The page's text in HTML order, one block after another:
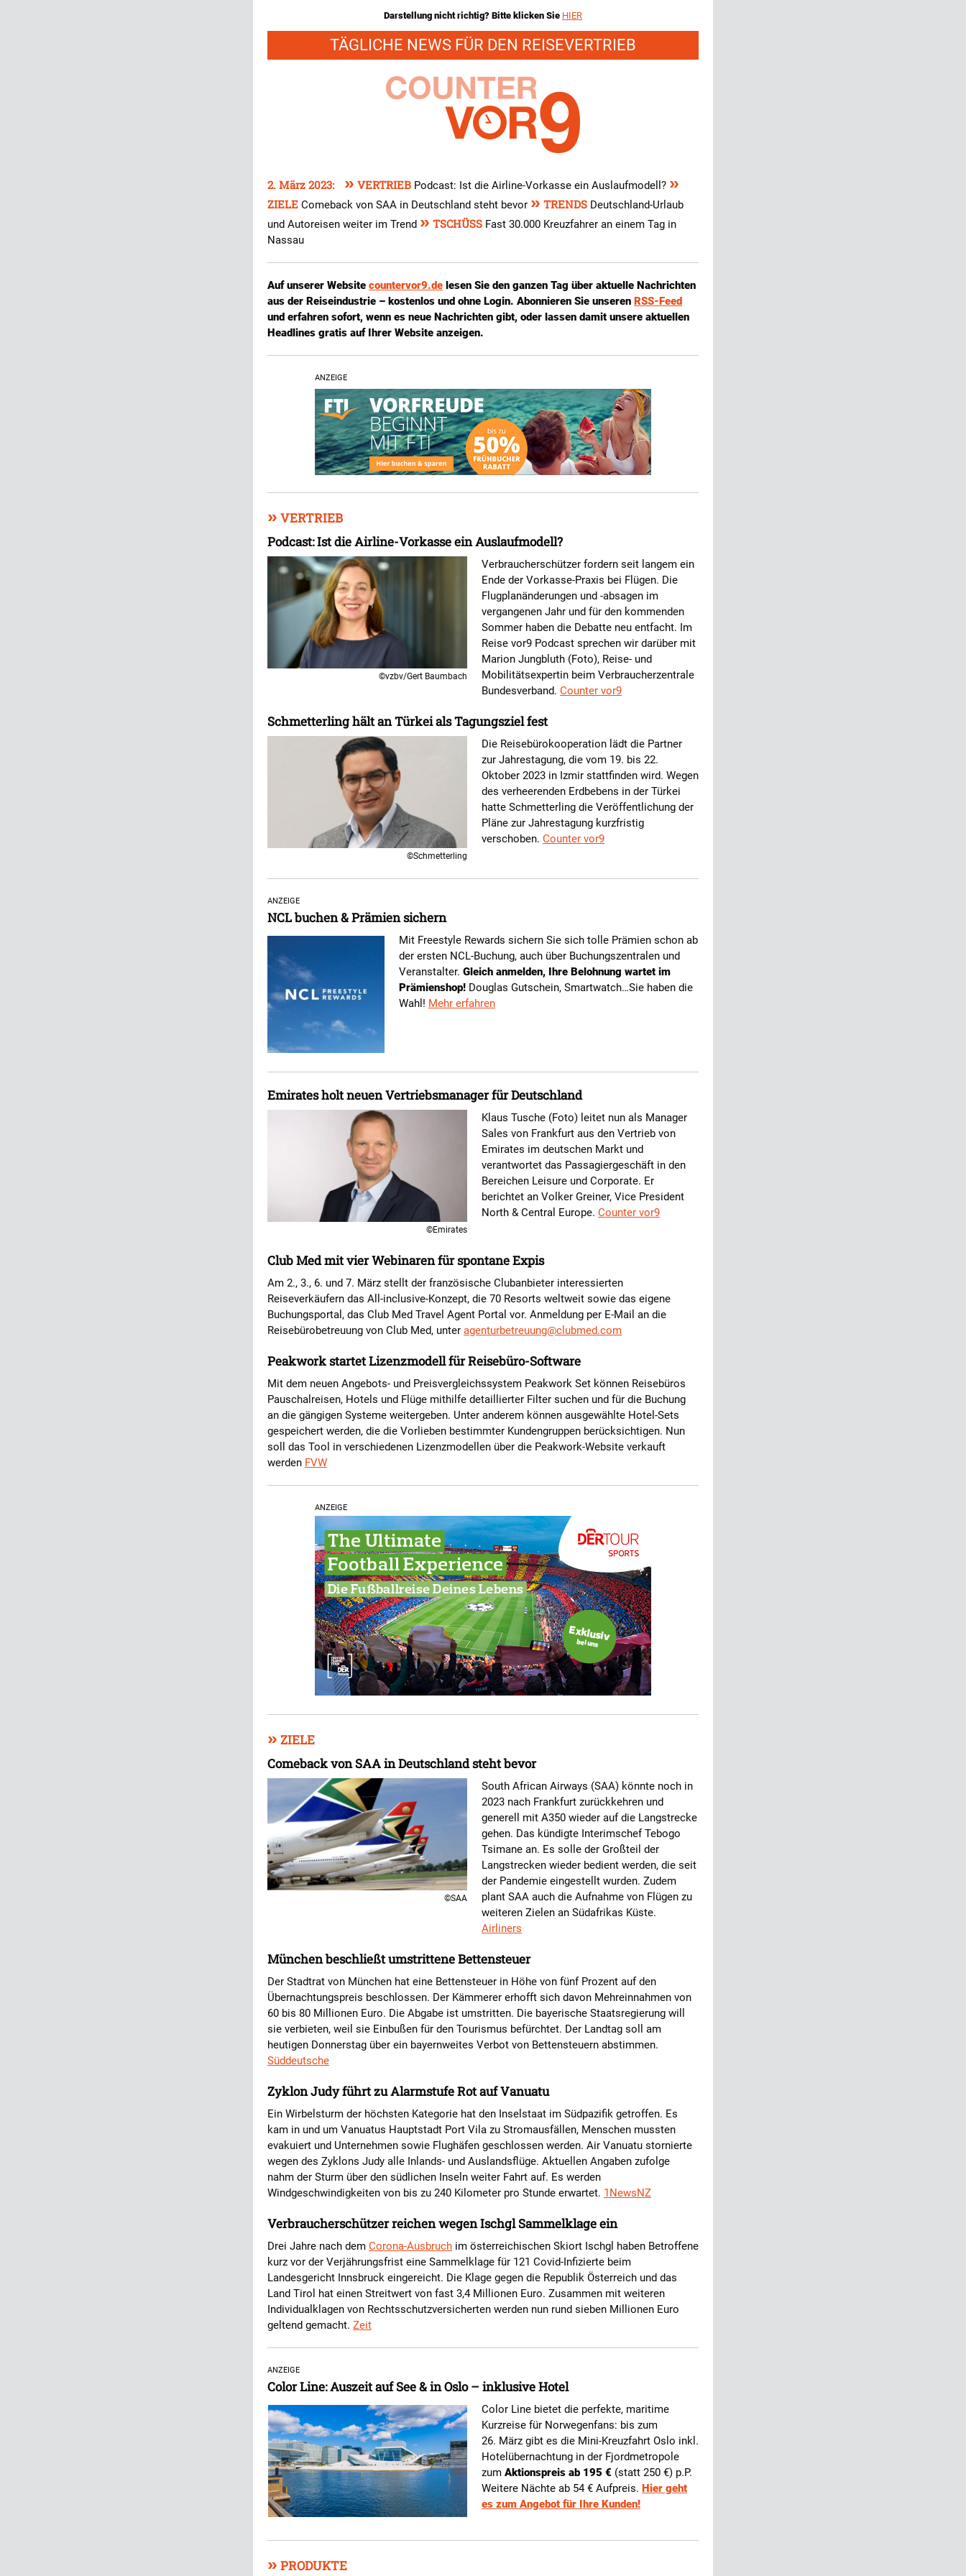
Darstellung nicht richtig? Bitte klicken Sie HIER
TÄGLICHE NEWS FÜR DEN REISEVERTRIEB
2. März 2023: » VERTRIEB Podcast: Ist die Airline-Vorkasse ein Auslaufmodell? »
ZIELE Comeback von SAA in Deutschland steht bevor » TRENDS Deutschland-Urlaub
und Autoreisen weiter im Trend » TSCHÜSS Fast 30.000 Kreuzfahrer an einem Tag in
Nassau
Auf unserer Website countervor9.de lesen Sie den ganzen Tag über aktuelle Nachrichten
aus der Reiseindustrie – kostenlos und ohne Login. Abonnieren Sie unseren RSS-Feed
und erfahren sofort, wenn es neue Nachrichten gibt, oder lassen damit unsere aktuellen
Headlines gratis auf Ihrer Website anzeigen.
ANZEIGE
» VERTRIEB
Podcast: Ist die Airline-Vorkasse ein Auslaufmodell?
©vzbv/Gert Baumbach
Verbraucherschützer fordern seit langem ein
Ende der Vorkasse-Praxis bei Flügen. Die
Flugplanänderungen und -absagen im
vergangenen Jahr und für den kommenden
Sommer haben die Debatte neu entfacht. Im
Reise vor9 Podcast sprechen wir darüber mit
Marion Jungbluth (Foto), Reise- und
Mobilitätsexpertin beim Verbraucherzentrale
Bundesverband. Counter vor9
Schmetterling hält an Türkei als Tagungsziel fest
©Schmetterling
Die Reisebürokooperation lädt die Partner
zur Jahrestagung, die vom 19. bis 22.
Oktober 2023 in Izmir stattfinden wird. Wegen
des verheerenden Erdbebens in der Türkei
hatte Schmetterling die Veröffentlichung der
Pläne zur Jahrestagung kurzfristig
verschoben. Counter vor9
ANZEIGE
NCL buchen & Prämien sichern
Mit Freestyle Rewards sichern Sie sich tolle Prämien schon ab
der ersten NCL-Buchung, auch über Buchungszentralen und
Veranstalter. Gleich anmelden, Ihre Belohnung wartet im
Prämienshop! Douglas Gutschein, Smartwatch…Sie haben die
Wahl! Mehr erfahren
Emirates holt neuen Vertriebsmanager für Deutschland
©Emirates
Klaus Tusche (Foto) leitet nun als Manager
Sales von Frankfurt aus den Vertrieb von
Emirates im deutschen Markt und
verantwortet das Passagiergeschäft in den
Bereichen Leisure und Corporate. Er
berichtet an Volker Greiner, Vice President
North & Central Europe. Counter vor9
Club Med mit vier Webinaren für spontane Expis
Am 2., 3., 6. und 7. März stellt der französische Clubanbieter interessierten
Reiseverkäufern das All-inclusive-Konzept, die 70 Resorts weltweit sowie das eigene
Buchungsportal, das Club Med Travel Agent Portal vor. Anmeldung per E-Mail an die
Reisebürobetreuung von Club Med, unter agenturbetreuung@clubmed.com
Peakwork startet Lizenzmodell für Reisebüro-Software
Mit dem neuen Angebots- und Preisvergleichssystem Peakwork Set können Reisebüros
Pauschalreisen, Hotels und Flüge mithilfe detaillierter Filter suchen und für die Buchung
an die gängigen Systeme weitergeben. Unter anderem können ausgewählte Hotel-Sets
gespeichert werden, die die Vorlieben bestimmter Kundengruppen berücksichtigen. Nun
soll das Tool in verschiedenen Lizenzmodellen über die Peakwork-Website verkauft
werden FVW
ANZEIGE
» ZIELE
Comeback von SAA in Deutschland steht bevor
©SAA
South African Airways (SAA) könnte noch in
2023 nach Frankfurt zurückkehren und
generell mit A350 wieder auf die Langstrecke
gehen. Das kündigte Interimschef Tebogo
Tsimane an. Es solle der Großteil der
Langstrecken wieder bedient werden, die seit
der Pandemie eingestellt wurden. Zudem
plant SAA auch die Aufnahme von Flügen zu
weiteren Zielen an Südafrikas Küste.
Airliners
München beschließt umstrittene Bettensteuer
Der Stadtrat von München hat eine Bettensteuer in Höhe von fünf Prozent auf den
Übernachtungspreis beschlossen. Der Kämmerer erhofft sich davon Mehreinnahmen von
60 bis 80 Millionen Euro. Die Abgabe ist umstritten. Die bayerische Staatsregierung will
sie verbieten, weil sie Einbußen für den Tourismus befürchtet. Der Landtag soll am
heutigen Donnerstag über ein bayernweites Verbot von Bettensteuern abstimmen.
Süddeutsche
Zyklon Judy führt zu Alarmstufe Rot auf Vanuatu
Ein Wirbelsturm der höchsten Kategorie hat den Inselstaat im Südpazifik getroffen. Es
kam in und um Vanuatus Hauptstadt Port Vila zu Stromausfällen, Menschen mussten
evakuiert und Unternehmen sowie Flughäfen geschlossen werden. Air Vanuatu stornierte
wegen des Zyklons Judy alle Inlands- und Auslandsflüge. Aktuellen Angaben zufolge
nahm der Sturm über den südlichen Inseln weiter Fahrt auf. Es werden
Windgeschwindigkeiten von bis zu 240 Kilometer pro Stunde erwartet. 1NewsNZ
Verbraucherschützer reichen wegen Ischgl Sammelklage ein
Drei Jahre nach dem Corona-Ausbruch im österreichischen Skiort Ischgl haben Betroffene
kurz vor der Verjährungsfrist eine Sammelklage für 121 Covid-Infizierte beim
Landesgericht Innsbruck eingereicht. Die Klage gegen die Republik Österreich und das
Land Tirol hat einen Streitwert von fast 3,4 Millionen Euro. Zusammen mit weiteren
Individualklagen von Rechtsschutzversicherten werden nun rund sieben Millionen Euro
geltend gemacht. Zeit
ANZEIGE
Color Line: Auszeit auf See & in Oslo – inklusive Hotel
Color Line bietet die perfekte, maritime
Kurzreise für Norwegenfans: bis zum
26. März gibt es die Mini-Kreuzfahrt Oslo inkl.
Hotelübernachtung in der Fjordmetropole
zum Aktionspreis ab 195 € (statt 250 €) p.P.
Weitere Nächte ab 54 € Aufpreis. Hier geht
es zum Angebot für Ihre Kunden!
» PRODUKTE